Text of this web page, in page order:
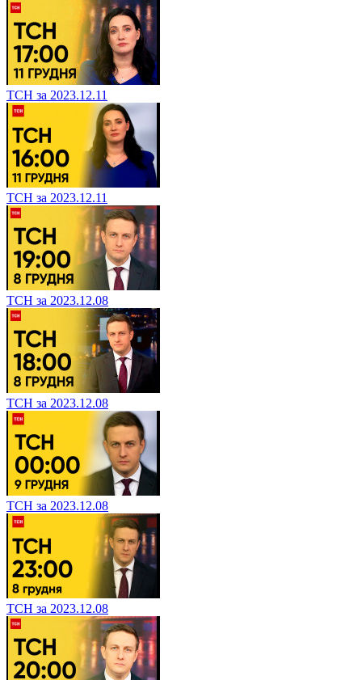
ТСН за 2023.12.11
ТСН за 2023.12.11
ТСН за 2023.12.08
ТСН за 2023.12.08
ТСН за 2023.12.08
ТСН за 2023.12.08